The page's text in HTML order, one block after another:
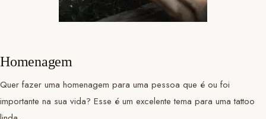
Homenagem
Quer fazer uma homenagem para uma pessoa que é ou foi
importante na sua vida? Esse é um excelente tema para uma tattoo